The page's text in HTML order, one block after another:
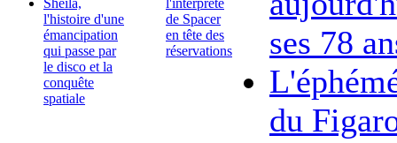
l'histoire d'une
émancipation
qui passe par
le disco et la
conquête
spatiale
de Spacer
en tête des
réservations
ses 78
du